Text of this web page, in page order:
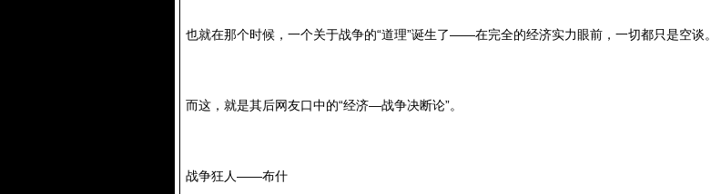
也就在那个时候，一个关于战争的“道理”诞生了——在完全的经济实力眼前，一切都只是空谈。
而这，就是其后网友口中的“经济—战争决断论”。
战争狂人——布什